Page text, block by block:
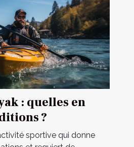
: quelles en
?
sportive qui donne